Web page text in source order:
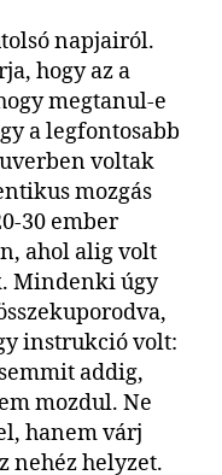
napjairól.
hogy az a
megtanul-e
a legfontosabb
voltak
mozgás
30 ember
ahol alig volt
Mindenki úgy
instrukció volt:
addig,
mozdul. Ne
hanem várj
nehéz helyzet.